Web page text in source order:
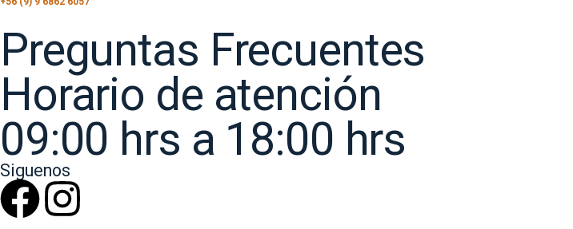
Preguntas Frecuentes
Horario de atención
09:00 hrs a 18:00 hrs
Siguenos